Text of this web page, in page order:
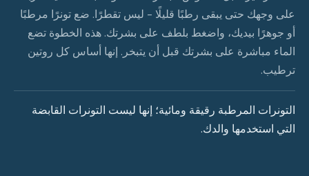
على وجهك حتى يبقى رطبًا قليلًا - ليس تقطرًا. ضع تونرًا مرطبًا
أو جوهرًا بيديك، واضغط بلطف على بشرتك. هذه الخطوة تضع
الماء مباشرة على بشرتك قبل أن يتبخر. إنها أساس كل روتين
ترطيب.
التونرات المرطبة رقيقة ومائية؛ إنها ليست التونرات القابضة
التي استخدمها والدك.